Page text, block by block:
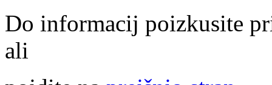
Do informacij poizkusite
ali